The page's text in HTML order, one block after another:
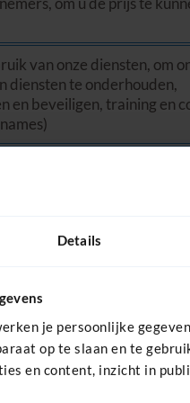
Details
je persoonlijke
op te slaan en te
en content, inzicht in
van onze diensten, om
diensten te onderhouden,
en beveiligen, training en
aan wet- en regelgeving
van de